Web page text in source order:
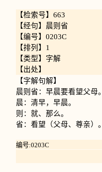
【检索号】663
【经句】晨则省
【编号】0203C
【排列】1
【类型】字解
【出处】
【字解句解】
晨则省：早晨要看望父母。
晨：清早，早晨。
则：就、那么。
省：看望（父母、尊亲）。
编号:0203C